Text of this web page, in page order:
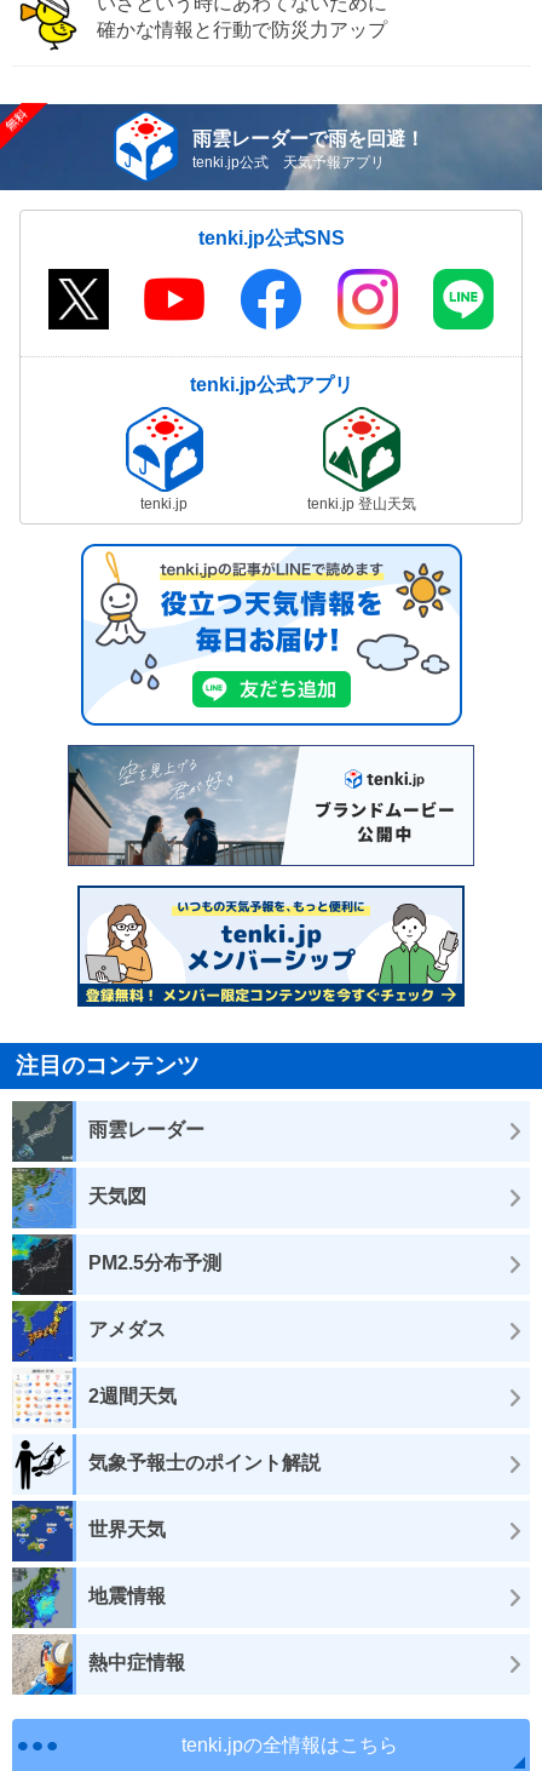
確かな情報と行動で防災力アップ
雨雲レーダーで雨を回避！
tenki.jp公式 天気予報アプリ
tenki.jp公式SNS
tenki.jp公式アプリ
tenki.jp tenki.jp 登山天気
注目のコンテンツ
雨雲レーダー
天気図
PM2.5分布予測
アメダス
2週間天気
気象予報士のポイント解説
世界天気
地震情報
熱中症情報
tenki.jpの全情報はこちら